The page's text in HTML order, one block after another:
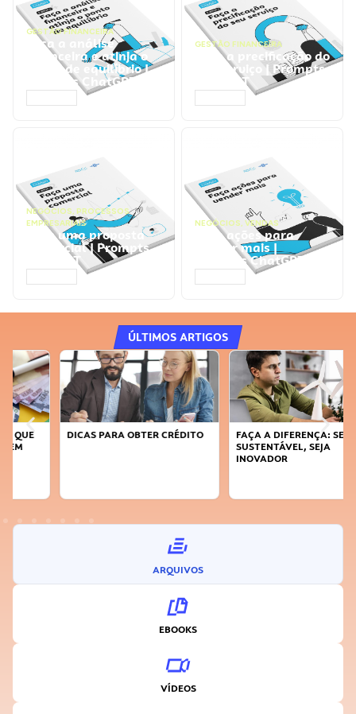
GESTÃO FINANCEIRA
Faça a análise
financeira e atinja o
ponto de equilíbrio |
Prompts ChatGPT
GESTÃO FINANCEIRA
Faça a precificação do
seu serviço | Prompts
ChatGPT
NEGÓCIOS, PROCESSOS
EMPRESARIAIS
Faça uma proposta
comercial | Prompts
ChatGPT
NEGÓCIOS, VENDAS
Faça ações para
vender mais |
Prompts ChatGPT
ÚLTIMOS ARTIGOS
DICAS PARA OBTER CRÉDITO
FAÇA A DIFERENÇA: SEJA
SUSTENTÁVEL, SEJA
INOVADOR
ARQUIVOS
EBOOKS
VÍDEOS